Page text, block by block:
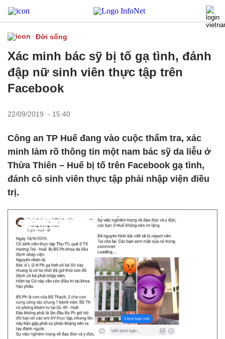
Đời sống
Xác minh bác sỹ bị tố gạ tình, đánh
đập nữ sinh viên thực tập trên
Facebook
22/09/2019 - 15:40
Công an TP Huế đang vào cuộc thẩm tra, xác
minh làm rõ thông tin một nam bác sỹ da liễu ở
Thừa Thiên – Huế bị tố trên Facebook gạ tình,
đánh cô sinh viên thực tập phải nhập viện điều
trị.